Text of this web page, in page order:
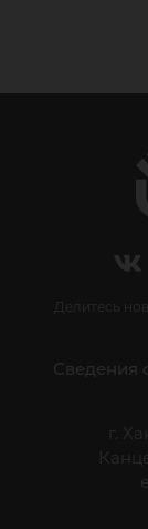
Делитесь
Сведения
г.